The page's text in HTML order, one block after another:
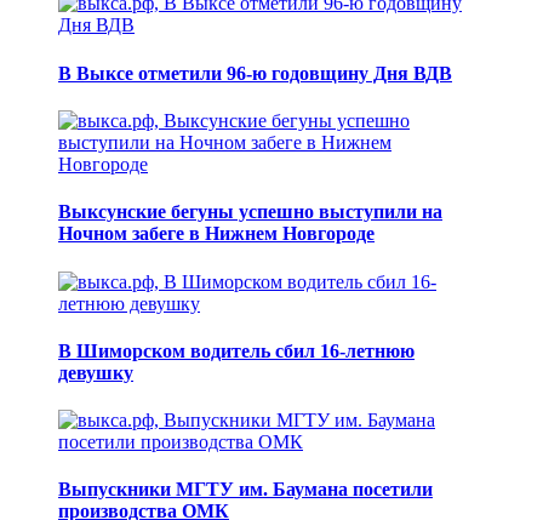
В Выксе отметили 96-ю годовщину Дня ВДВ
Выксунские бегуны успешно выступили на
Ночном забеге в Нижнем Новгороде
В Шиморском водитель сбил 16-летнюю
девушку
Выпускники МГТУ им. Баумана посетили
производства ОМК